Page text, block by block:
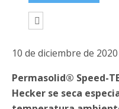
10 de diciembre de 2020
Permasolid® Speed-
Hecker se seca